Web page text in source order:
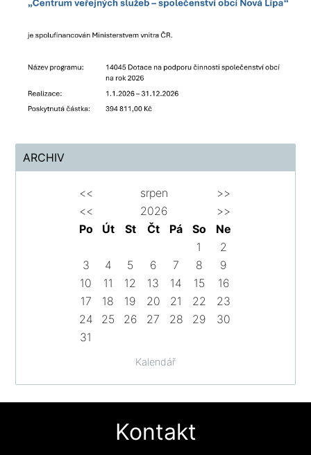
ARCHIV
Kalendář
<< srpen
>>
<<
2026
>>
Po
Út St Čt Pá So
Ne
1
2
3
4 5 6 7 8
9
10
11 12 13 14 15
16
17
18 19 20 21 22
23
24
25 26 27 28 29
30
31
Kontakt